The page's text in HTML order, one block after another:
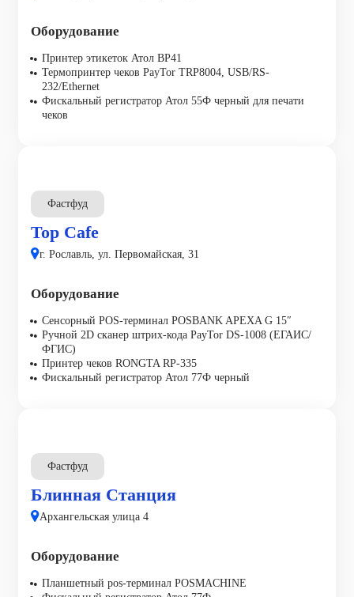
Оборудование
Принтер этикеток Атол ВР41
Термопринтер чеков PayTor TRP8004, USB/RS-
232/Ethernet
Фискальный регистратор Атол 55Ф черный для печати
чеков
Фастфуд
Top Cafe
г. Рославль, ул. Первомайская, 31
Оборудование
Сенсорный POS-терминал POSBANK APEXA G 15″
Ручной 2D сканер штрих-кода PayTor DS-1008 (ЕГАИС/
ФГИС)
Принтер чеков RONGTA RP-335
Фискальный регистратор Атол 77Ф черный
Фастфуд
Блинная Станция
Архангельская улица 4
Оборудование
Планшетный pos-терминал POSMACHINE